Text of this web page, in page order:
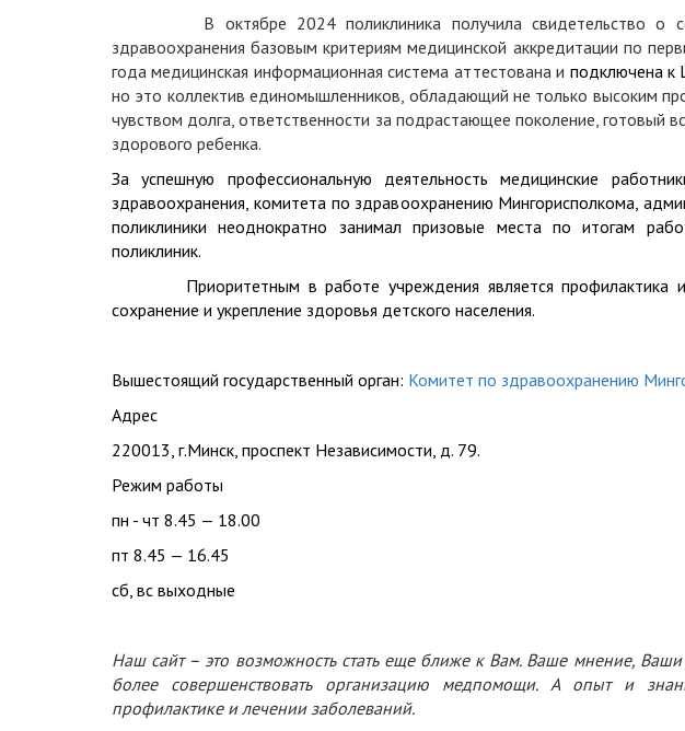
В октябре 2024 поликлиника получила свидетельство о
здравоохранения базовым критериям медицинской аккредитации по
года медицинская информационная система аттестована и подключена к
но это коллектив единомышленников, обладающий не только высоким
чувством долга, ответственности за подрастающее поколение, готовый
здорового ребенка.
За успешную профессиональную деятельность медицинские
здравоохранения, комитета по здравоохранению Мингорисполкома,
поликлиники неоднократно занимал призовые места по итогам
поликлиник.
Приоритетным в работе учреждения является профилактика и
сохранение и укрепление здоровья детского населения.
Вышестоящий государственный орган: Комитет по здравоохранению
Адрес
220013, г.Минск, проспект Независимости, д. 79.
Режим работы
пн - чт 8.45 — 18.00
пт 8.45 — 16.45
сб, вс выходные
Наш сайт – это возможность стать еще ближе к Вам. Ваше мнение,
более совершенствовать организацию медпомощи. А опыт и
профилактике и лечении заболеваний.